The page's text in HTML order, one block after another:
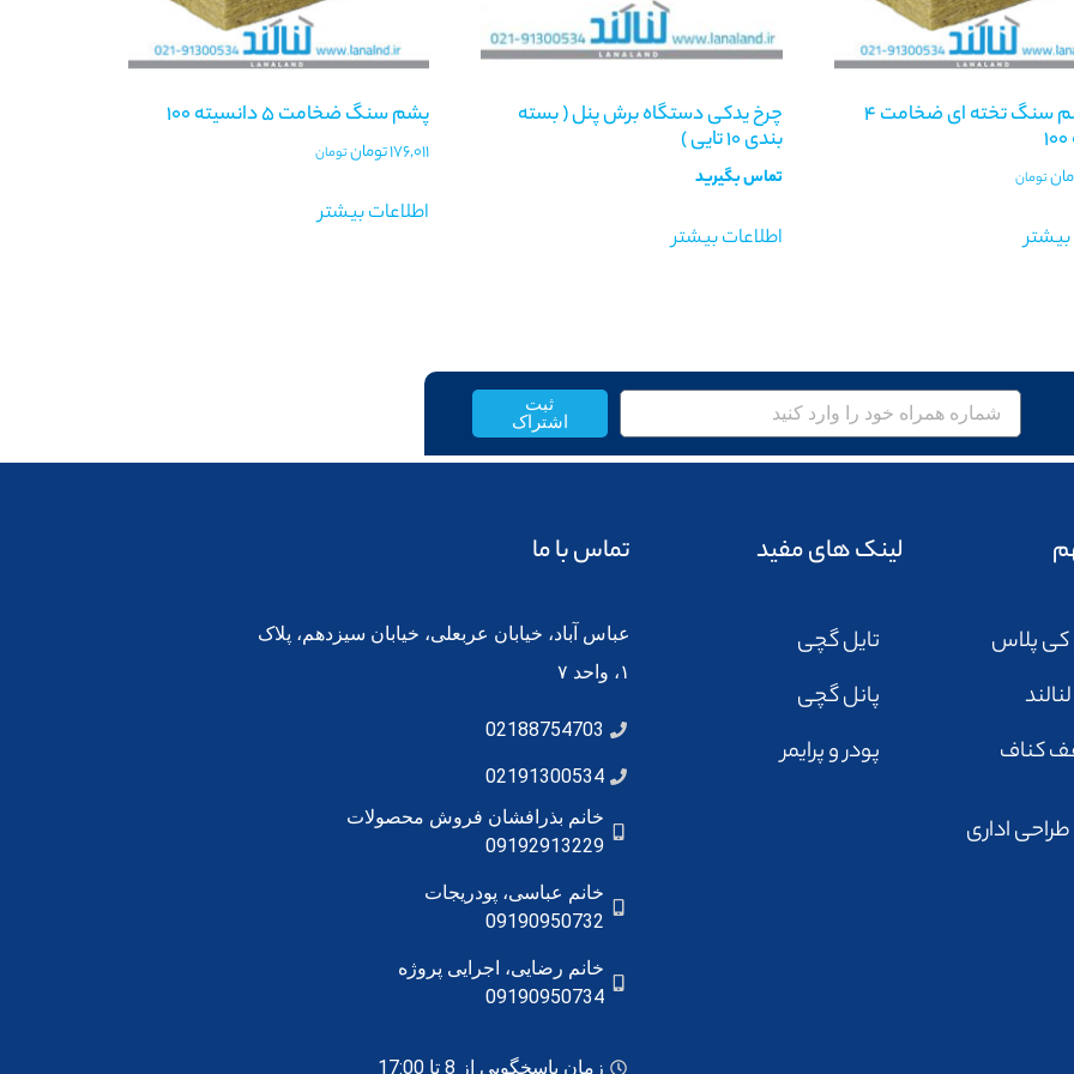
عایق پشم سنگ تخته ای ضخامت 4
تومان
چرخ یدکی دستگاه برش پنل ( بسته
بندی 10 تایی )
تماس بگیرید
اطلاعات بیشتر
پشم سنگ ضخامت 5 دانسیته 100
176,011تومانتومان
اطلاعات بیشتر
ثبت
اشتراک
کی پلاس
کناف
اداری
لینک های مفید
تایل گچی
پانل گچی
پودر و پرایمر
تماس با ما
عباس آباد، خیابان عربعلی، خیابان سیزدهم، پلاک
۱، واحد ۷
02188754703
02191300534
خانم بذرافشان فروش محصولات
09192913229
خانم عباسی، پودریجات
09190950732
خانم رضایی، اجرایی پروژه
09190950734
زمان پاسخگویی از 8 تا 17:00